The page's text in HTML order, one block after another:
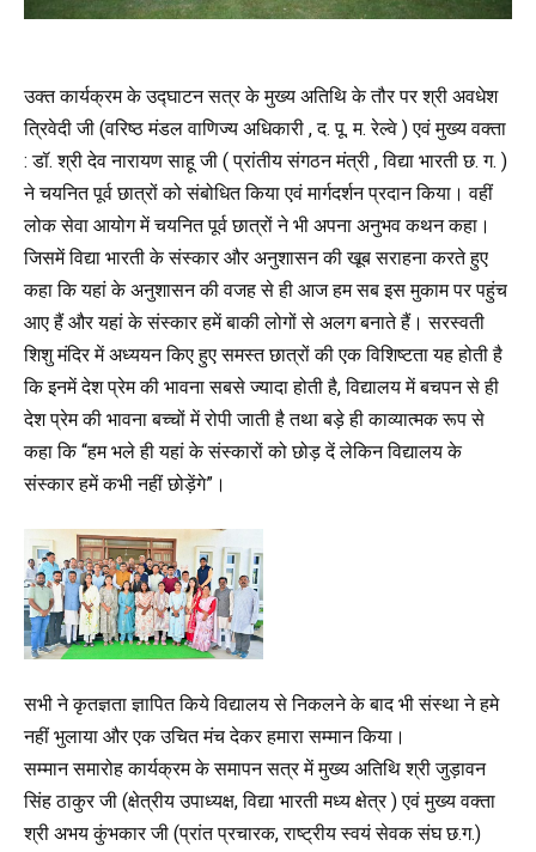
उक्त कार्यक्रम के उद्घाटन सत्र के मुख्य अतिथि के तौर पर श्री अवधेश
त्रिवेदी जी (वरिष्ठ मंडल वाणिज्य अधिकारी , द. पू. म. रेल्वे ) एवं मुख्य वक्ता
: डॉ. श्री देव नारायण साहू जी ( प्रांतीय संगठन मंत्री , विद्या भारती छ. ग. )
ने चयनित पूर्व छात्रों को संबोधित किया एवं मार्गदर्शन प्रदान किया। वहीं
लोक सेवा आयोग में चयनित पूर्व छात्रों ने भी अपना अनुभव कथन कहा।
जिसमें विद्या भारती के संस्कार और अनुशासन की खूब सराहना करते हुए
कहा कि यहां के अनुशासन की वजह से ही आज हम सब इस मुकाम पर पहुंच
आए हैं और यहां के संस्कार हमें बाकी लोगों से अलग बनाते हैं। सरस्वती
शिशु मंदिर में अध्ययन किए हुए समस्त छात्रों की एक विशिष्टता यह होती है
कि इनमें देश प्रेम की भावना सबसे ज्यादा होती है, विद्यालय में बचपन से ही
देश प्रेम की भावना बच्चों में रोपी जाती है तथा बड़े ही काव्यात्मक रूप से
कहा कि “हम भले ही यहां के संस्कारों को छोड़ दें लेकिन विद्यालय के
संस्कार हमें कभी नहीं छोड़ेंगे”।
सभी ने कृतज्ञता ज्ञापित किये विद्यालय से निकलने के बाद भी संस्था ने हमे
नहीं भुलाया और एक उचित मंच देकर हमारा सम्मान किया।
सम्मान समारोह कार्यक्रम के समापन सत्र में मुख्य अतिथि श्री जुड़ावन
सिंह ठाकुर जी (क्षेत्रीय उपाध्यक्ष, विद्या भारती मध्य क्षेत्र ) एवं मुख्य वक्ता
श्री अभय कुंभकार जी (प्रांत प्रचारक, राष्ट्रीय स्वयं सेवक संघ छ.ग.)